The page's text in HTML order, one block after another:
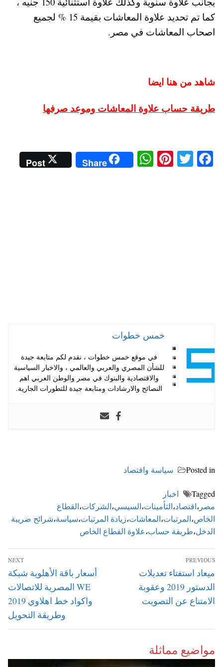
كما تم تحديد علاوة المعاشات بقيمة 15 % لجميع
اصحاب المعاشات في مصر.
شاهد من هنا ايضا
طريقة حساب علاوة المعاشات وموعد صرفها
Fa
T
Pi
W
ha
Share
Post
خمس خطوات
في موقع خمس خطوات ، نقدم لكم متابعة جيدة
للشأن المصري والعربي والعالمي ، والاخبار السياسية
والاقتصادية والبنوك في مصر والوطن العربي اهم
النصائح والارشادات ومتابعة جيدة للتطورات الجارية.
Posted in سياسة واقتصاد
Tagged
اخبار
مصر ،اقتصاد،التأمينات،السيسي،الشركات،القطاع
الخاص،المرتبات،المعاشات،زيادة المرتبات،سياسة،شرائح ضريبة
الدخل،طريقة حساب،علاوة القطاع الخاص
تصفّح
المقالات
PREVIOUS
Previous
post:
ميعاد استفتاء تعديلات
الدستور 2019 وعقوبة
الامتناع عن التصويت
NEXT
Next
post:
أسعار باقة الأهلوية شبكة
WE المصرية للاتصالات
واكواد خط اهلاوي 2019
وطريقة التحويل
مواضيع مماثلة